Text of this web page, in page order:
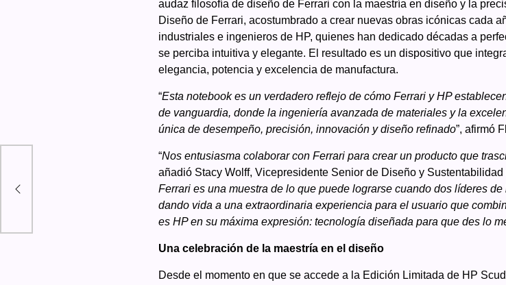
audaz filosofía de diseño de Ferrari con la maestría en diseño y la
Diseño de Ferrari, acostumbrado a crear nuevas obras icónicas cada
industriales e ingenieros de HP, quienes han dedicado décadas a
se perciba intuitiva y elegante. El resultado es un dispositivo que
elegancia, potencia y excelencia de manufactura.
“Esta notebook es un verdadero reflejo de cómo Ferrari y HP
de vanguardia, donde la ingeniería avanzada de materiales y la
única de desempeño, precisión, innovación y diseño refinado”, afirmó
“Nos entusiasma colaborar con Ferrari para crear un producto que
añadió Stacy Wolff, Vicepresidente Senior de Diseño y Sustentabilidad
Ferrari es una muestra de lo que puede lograrse cuando dos líderes
dando vida a una extraordinaria experiencia para el usuario que
es HP en su máxima expresión: tecnología diseñada para que des lo
Una celebración de la maestría en el diseño
Desde el momento en que se accede a la Edición Limitada de HP